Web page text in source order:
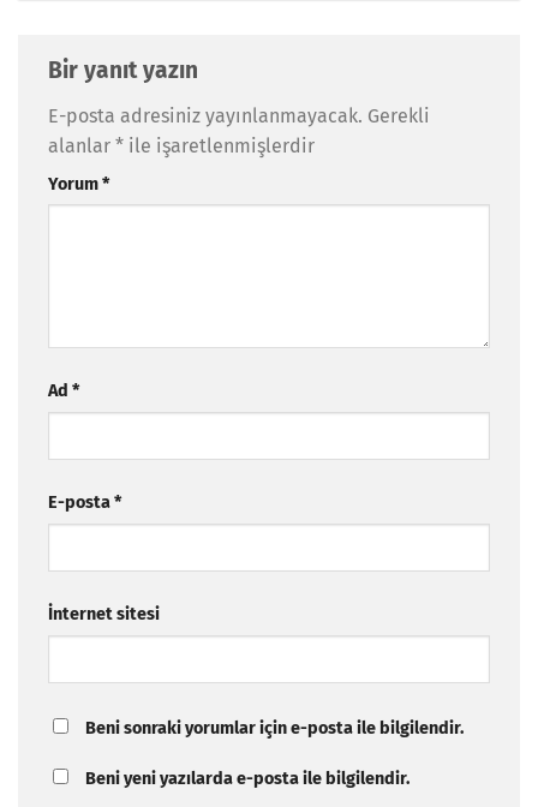
Bir yanıt yazın
E-posta adresiniz yayınlanmayacak. Gerekli
alanlar * ile işaretlenmişlerdir
Yorum*
Ad *
E-posta*
İnternet sitesi
Beni sonraki yorumlar için e-posta ile bilgilendir.
Beni yeni yazılarda e-posta ile bilgilendir.